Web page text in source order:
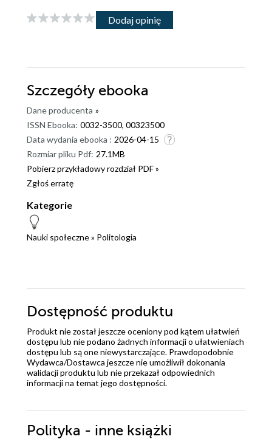
Dodaj opinię
Szczegóły ebooka
Dane producenta »
ISSN Ebooka: 0032-3500, 00323500
Data wydania ebooka : 2026-04-15
Rozmiar pliku Pdf: 27.1MB
Pobierz przykładowy rozdział PDF »
Zgłoś erratę
Kategorie
Nauki społeczne» Politologia
Dostępność produktu
Produkt nie został jeszcze oceniony pod kątem ułatwień
dostępu lub nie podano żadnych informacji o ułatwieniach
dostępu lub są one niewystarczające. Prawdopodobnie
Wydawca/Dostawca jeszcze nie umożliwił dokonania
walidacji produktu lub nie przekazał odpowiednich
informacji na temat jego dostępności.
Polityka - inne książki